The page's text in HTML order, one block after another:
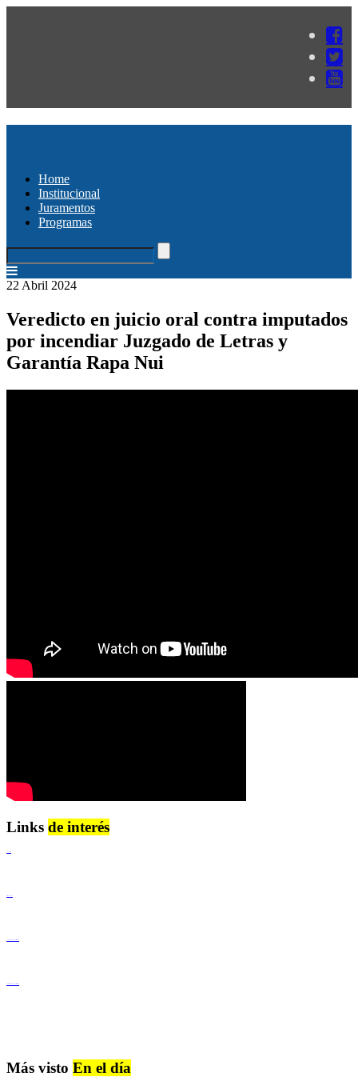
Home
Institucional
Juramentos
Programas
22 Abril 2024
Veredicto en juicio oral contra imputados
por incendiar Juzgado de Letras y
Garantía Rapa Nui
Links de interés
Más visto En el día